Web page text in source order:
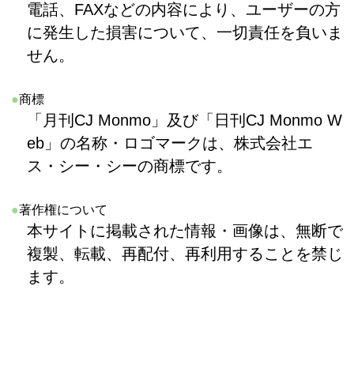
電話、FAXなどの内容により、ユーザーの方
に発生した損害について、一切責任を負いま
せん。
●商標
「月刊CJ Monmo」及び「日刊CJ Monmo W
eb」の名称・ロゴマークは、株式会社エ
ス・シー・シーの商標です。
●著作権について
本サイトに掲載された情報・画像は、無断で
複製、転載、再配付、再利用することを禁じ
ます。